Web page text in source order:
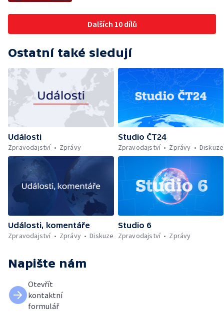
Dalších 10 dílů
Ostatní také sledují
Události
Zpravodajství
Zprávy
Studio ČT24
Zpravodajství
Zprávy Diskuze
Události, komentáře
Zpravodajství
Zprávy Diskuze
Studio 6
Zpravodajství
Zprávy
Napište nám
Otevřít
kontaktní
formulář